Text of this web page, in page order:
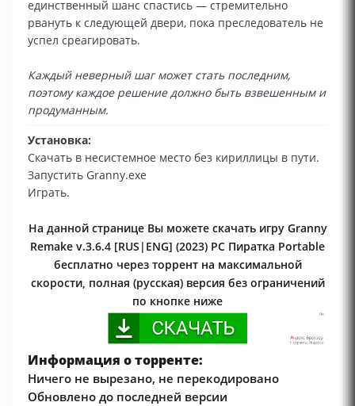
единственный шанс спастись — стремительно
рвануть к следующей двери, пока преследователь не
успел среагировать.
Каждый неверный шаг может стать последним,
поэтому каждое решение должно быть взвешенным и
продуманным.
Установка:
Скачать в несистемное место без кириллицы в пути.
Запустить Granny.exe
Играть.
На данной странице Вы можете скачать игру Granny
Remake v.3.6.4 [RUS|ENG] (2023) PC Пиратка Portable
бесплатно через торрент на максимальной
скорости, полная (русская) версия без ограничений
по кнопке ниже
Информация о торренте:
Ничего не вырезано, не перекодировано
Обновлено до последней версии